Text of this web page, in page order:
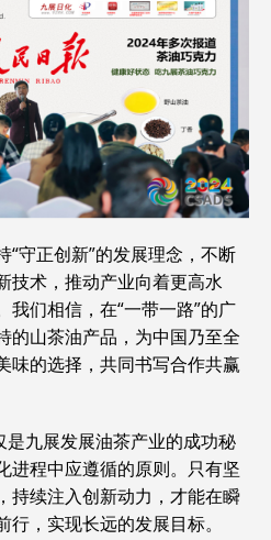
“守正创新”的发展理念，不断
技术，推动产业向着更高水
我们相信，在“一带一路”的广
的山茶油产品，为中国乃至全
味的选择，共同书写合作共赢
是九展发展油茶产业的成功秘
进程中应遵循的原则。只有坚
持续注入创新动力，才能在瞬
，实现长远的发展目标。